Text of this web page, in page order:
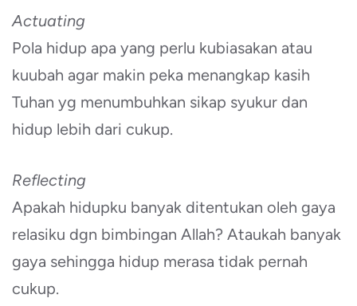
Actuating
Pola hidup apa yang perlu kubiasakan atau
kuubah agar makin peka menangkap kasih
Tuhan yg menumbuhkan sikap syukur dan
hidup lebih dari cukup.
Reflecting
Apakah hidupku banyak ditentukan oleh gaya
relasiku dgn bimbingan Allah? Ataukah banyak
gaya sehingga hidup merasa tidak pernah
cukup.